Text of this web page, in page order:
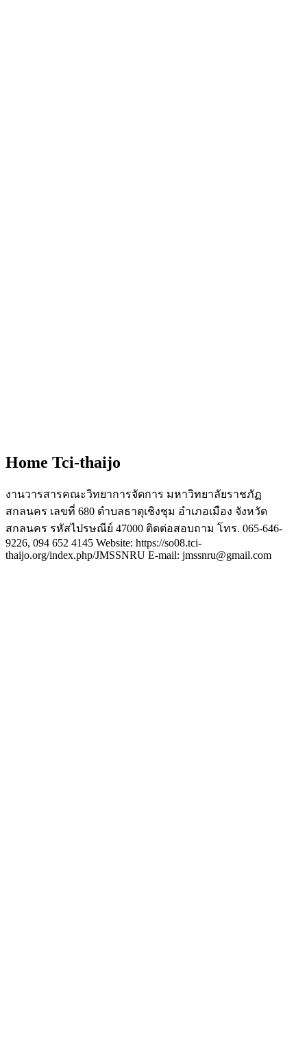
Home Tci-thaijo
งานวารสารคณะวิทยาการจัดการ มหาวิทยาลัยราชภัฏ
สกลนคร เลขที่ 680 ตำบลธาตุเชิงชุม อำเภอเมือง จังหวัด
สกลนคร รหัสไปรษณีย์ 47000 ติดต่อสอบถาม โทร. 065-646-
9226, 094 652 4145 Website: https://so08.tci-
thaijo.org/index.php/JMSSNRU E-mail: jmssnru@gmail.com